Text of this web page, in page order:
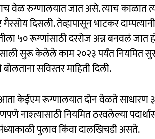
वेळ रुग्णालयात जात असे. त्याच काळात
दिसली. तेव्हापासून भाटकर
५० रूग्णांसाठी दररोज अन्न बनवलं जात
सुरू केलेले काम २०२३ पर्यंत नियमित
सविस्तर माहिती दिली.
केईएम रूग्णालयात दोन वेळते साधारण
नाश्त्यासाठी नियमित ठरवलेल्या
पुलाव किंवा दालखिचडी असते.